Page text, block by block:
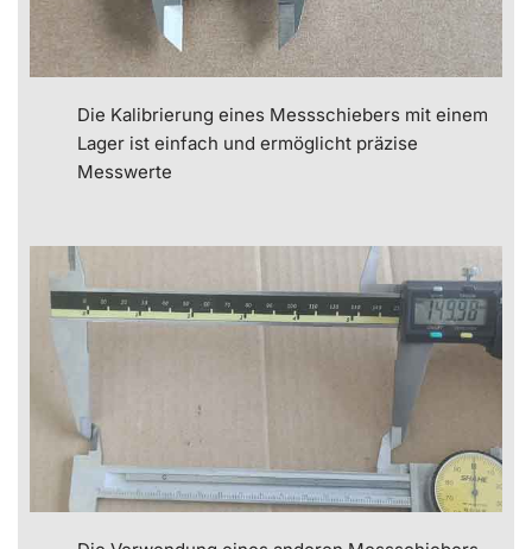
Die Kalibrierung eines Messschiebers mit einem
Lager ist einfach und ermöglicht präzise
Messwerte